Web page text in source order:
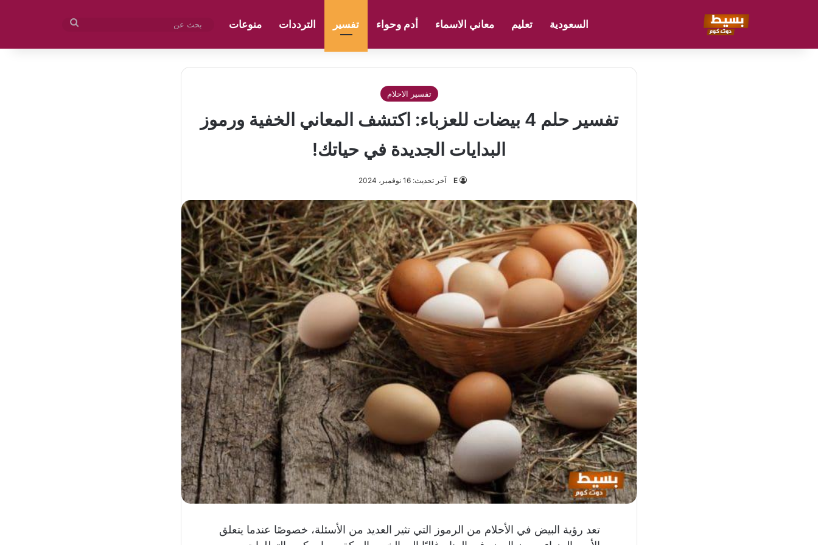
السعودية تعليم معاني الاسماء أدم وحواء تفسير الترددات منوعات
بحث
عن
تفسير الاحلام
تفسير حلم 4 بيضات للعزباء: اكتشف المعاني الخفية ورموز
البدايات الجديدة في حياتك!
E آخر تحديث: 16 نوفمبر، 2024
تعد رؤية البيض في الأحلام من الرموز التي تثير العديد من الأسئلة، خصوصًا عندما يتعلق